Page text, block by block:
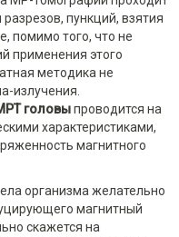
пункций, взятия
помимо того, что не
применения этого
методика не
излучения.
головыпроводится на
характеристиками,
магнитного
организма желательно
магнитный
скажется на